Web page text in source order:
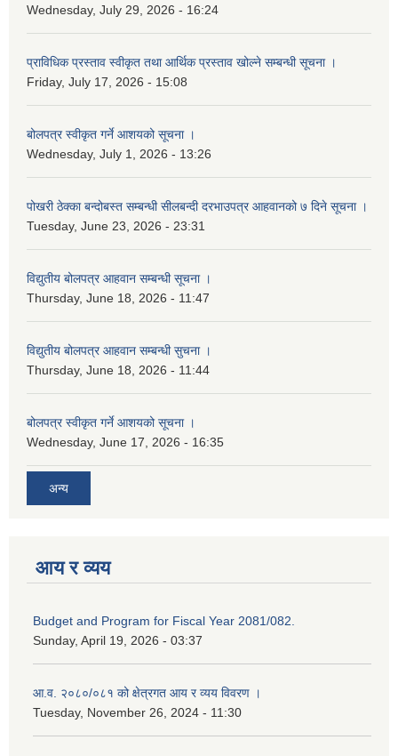
Wednesday, July 29, 2026 - 16:24
प्राविधिक प्रस्ताव स्वीकृत तथा आर्थिक प्रस्ताव खोल्ने सम्बन्धी सूचना ।
Friday, July 17, 2026 - 15:08
बोलपत्र स्वीकृत गर्ने आशयको सूचना ।
Wednesday, July 1, 2026 - 13:26
पोखरी ठेक्का बन्दोबस्त सम्बन्धी सीलबन्दी दरभाउपत्र आहवानको ७ दिने सूचना ।
Tuesday, June 23, 2026 - 23:31
विद्युतीय बोलपत्र आहवान सम्बन्धी सूचना ।
Thursday, June 18, 2026 - 11:47
विद्युतीय बोलपत्र आहवान सम्बन्धी सुचना ।
Thursday, June 18, 2026 - 11:44
बोलपत्र स्वीकृत गर्ने आशयको सूचना ।
Wednesday, June 17, 2026 - 16:35
अन्य
आय र व्यय
Budget and Program for Fiscal Year 2081/082.
Sunday, April 19, 2026 - 03:37
आ.व. २०८०/०८१ को क्षेत्रगत आय र व्यय विवरण ।
Tuesday, November 26, 2024 - 11:30